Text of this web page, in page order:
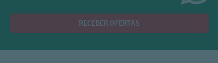
RECEBER OFERTAS